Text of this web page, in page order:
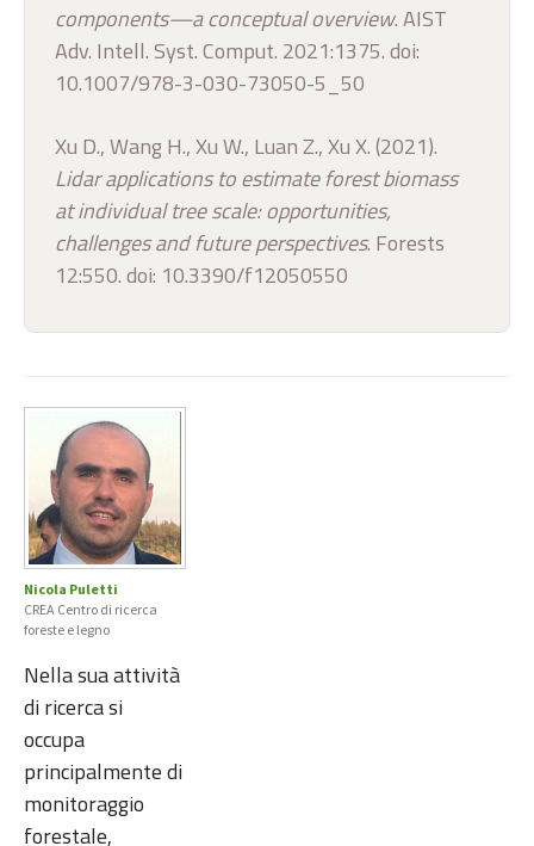
components—a conceptual overview. AIST
Adv. Intell. Syst. Comput. 2021:1375. doi:
10.1007/978-3-030-73050-5_50
Xu D., Wang H., Xu W., Luan Z., Xu X. (2021).
Lidar applications to estimate forest biomass
at individual tree scale: opportunities,
challenges and future perspectives. Forests
12:550. doi: 10.3390/f12050550
Nicola Puletti
CREA Centro di ricerca
foreste e legno
Nella sua attività
di ricerca si
occupa
principalmente di
monitoraggio
forestale,